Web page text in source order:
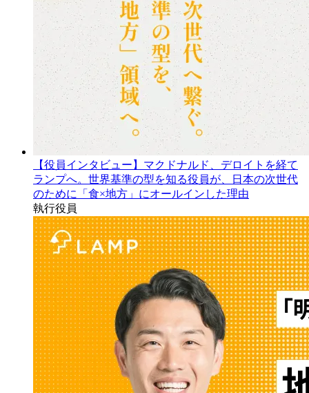
【役員インタビュー】マクドナルド、デロイトを経て
ランプへ。世界基準の型を知る役員が、日本の次世代
のために「食×地方」にオールインした理由
執行役員